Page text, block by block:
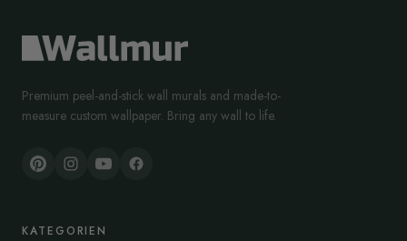
Premium peel-and-stick wall murals and made-to-
measure custom wallpaper. Bring any wall to life.
KATEGORIEN